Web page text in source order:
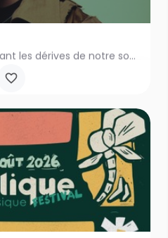
Narrateur infatigable, dépeignant les dérives de notre société et ses contradictions, Médine manie la langue…
13 août 2026 22h00 - 22h00